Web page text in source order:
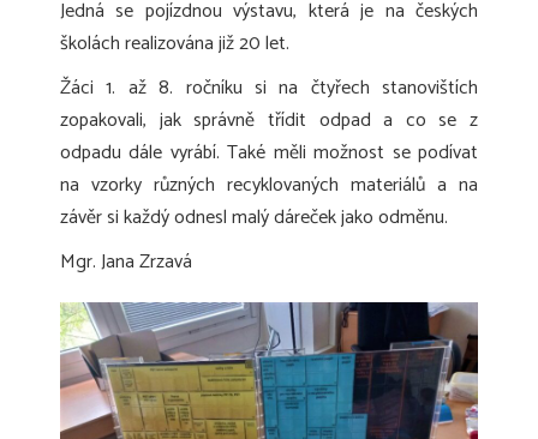
Jedná se pojízdnou výstavu, která je na českých
školách realizována již 20 let.
Žáci 1. až 8. ročníku si na čtyřech stanovištích
zopakovali, jak správně třídit odpad a co se z
odpadu dále vyrábí. Také měli možnost se podívat
na vzorky různých recyklovaných materiálů a na
závěr si každý odnesl malý dáreček jako odměnu.
Mgr. Jana Zrzavá